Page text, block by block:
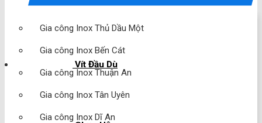
Gia công Inox Thủ Dầu Một
Gia công Inox Bến Cát
Gia công Inox Thuận An
Gia công Inox Tân Uyên
Gia công Inox Dĩ An
Vít Đầu Dù